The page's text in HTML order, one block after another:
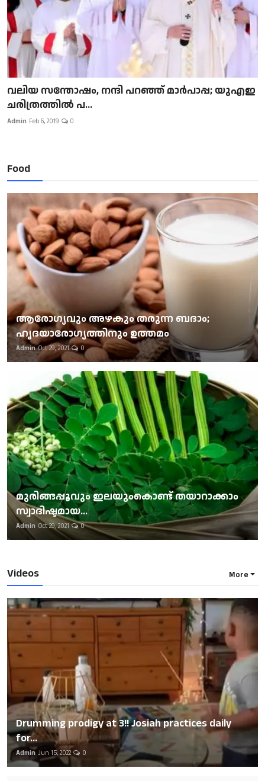
വലിയ സന്തോഷം, നന്ദി പറഞ്ഞ് മാർപാപ്പ; യുഎഇ
ചരിത്രത്തിൽ പ...
Admin Feb 6, 2019 0
Food
ആരോഗ്യവും അഴകും തരുന്ന ബദാം;
ഹൃദയാരോഗ്യത്തിനും ഉത്തമം
Admin Oct 29, 2021 0
മുരിങ്ങപ്പൂവും ഇലയുംകൊണ്ട് തയാറാക്കാം
സ്വാദിഷ്ടമായ...
Admin Oct 29, 2021 0
Videos More
Drumming prodigy at 3!! Josiah practices daily
for...
Admin Jun 15, 2022 0